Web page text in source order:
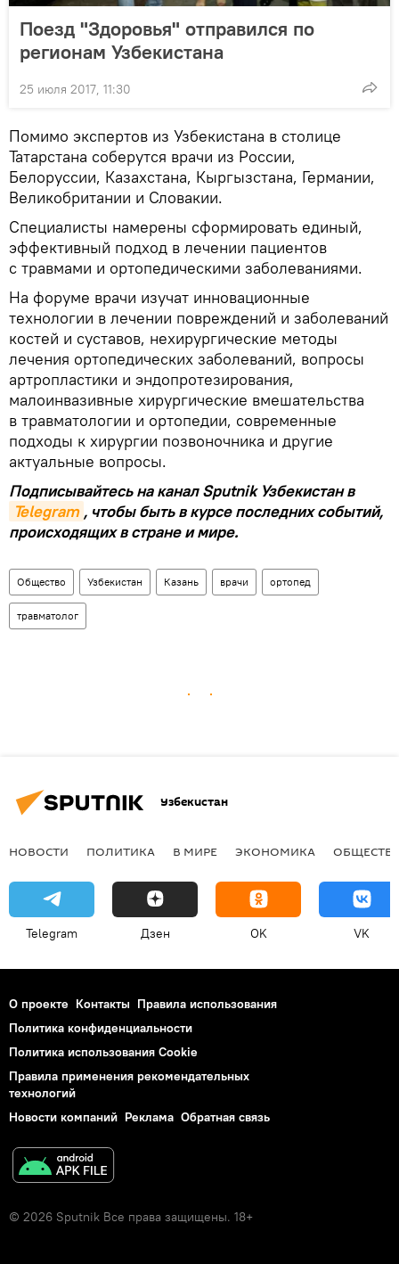
Поезд "Здоровья" отправился по
регионам Узбекистана
25 июля 2017, 11:30
Помимо экспертов из Узбекистана в столице
Татарстана соберутся врачи из России,
Белоруссии, Казахстана, Кыргызстана, Германии,
Великобритании и Словакии.
Специалисты намерены сформировать единый,
эффективный подход в лечении пациентов
с травмами и ортопедическими заболеваниями.
На форуме врачи изучат инновационные
технологии в лечении повреждений и заболеваний
костей и суставов, нехирургические методы
лечения ортопедических заболеваний, вопросы
артропластики и эндопротезирования,
малоинвазивные хирургические вмешательства
в травматологии и ортопедии, современные
подходы к хирургии позвоночника и другие
актуальные вопросы.
Подписывайтесь на канал Sputnik Узбекистан в
Telegram , чтобы быть в курсе последних событий,
происходящих в стране и мире.
Общество Узбекистан Казань врачи ортопед
травматолог
Узбекистан
НОВОСТИ ПОЛИТИКА В МИРЕ ЭКОНОМИКА
Telegram Дзен OK VK
О проекте Контакты Правила использования
Политика конфиденциальности
Политика использования Cookie
Правила применения рекомендательных
технологий
Новости компаний Реклама Обратная связь
© 2026 Sputnik Все права защищены. 18+